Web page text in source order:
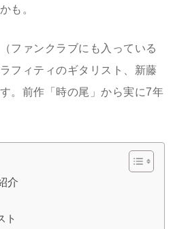
も。
ファンクラブにも入っている
フィティのギタリスト、新藤
。前作「時の尾」から実に7年
介
ト